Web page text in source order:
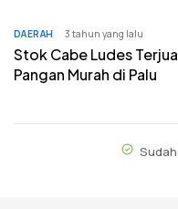
DAERAH 3 tahun yang lalu
Stok Cabe Ludes
Pangan Murah di Palu